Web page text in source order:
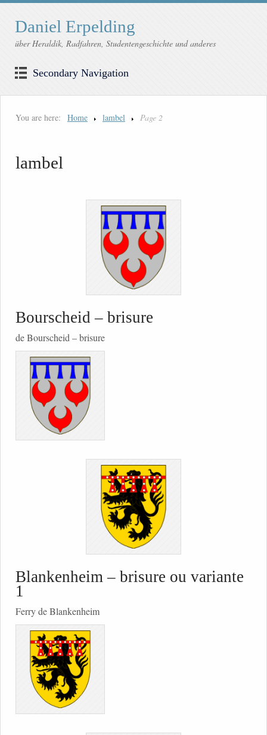
Daniel Erpelding
über Heraldik, Radfahren, Studentengeschichte und anderes
Secondary Navigation
You are here: Home lambel Page 2
lambel
Bourscheid – brisure
de Bourscheid – brisure
Blankenheim – brisure ou variante
1
Ferry de Blankenheim